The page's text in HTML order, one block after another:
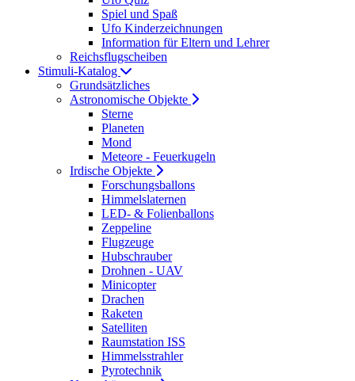
Spiel und Spaß
Ufo Kinderzeichnungen
Information für Eltern und Lehrer
Reichsflugscheiben
Stimuli-Katalog
Grundsätzliches
Astronomische Objekte
Sterne
Planeten
Mond
Meteore - Feuerkugeln
Irdische Objekte
Forschungsballons
Himmelslaternen
LED- & Folienballons
Zeppeline
Flugzeuge
Hubschrauber
Drohnen - UAV
Minicopter
Drachen
Raketen
Satelliten
Raumstation ISS
Himmelsstrahler
Pyrotechnik